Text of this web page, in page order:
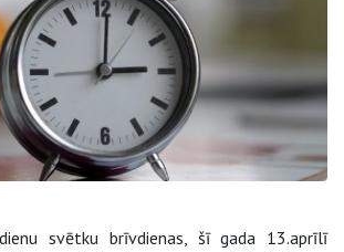
svētku brīvdienas, šī gada 13.aprīlī